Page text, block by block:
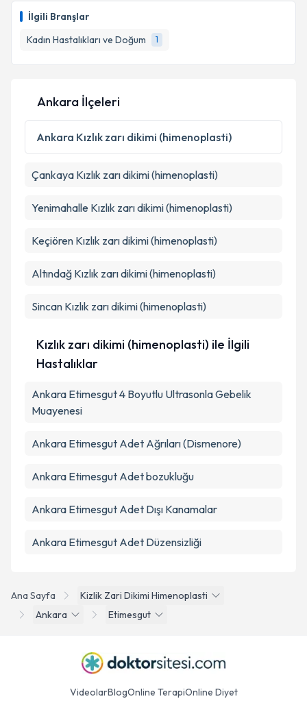
İlgili Branşlar
Kadın Hastalıkları ve Doğum
1
almanız için bir takvim hazırlandığında e-posta ile
bilgilendireceğiz.
E-posta Adresiniz
Kişisel verilerimin işlenmesine ilişkin
Aydınlatma
Metni'ni okudum ve kişisel verilerimin belirtilen
Takvim Talebini Gönder
Ana Sayfa
Kizlik Zari Dikimi Himenoplasti
Ankara
Etimesgut
Ankara İlçeleri
Ankara Kızlık zarı dikimi (himenoplasti)
Çankaya Kızlık zarı dikimi (himenoplasti)
Yenimahalle Kızlık zarı dikimi (himenoplasti)
Keçiören Kızlık zarı dikimi (himenoplasti)
Altındağ Kızlık zarı dikimi (himenoplasti)
Sincan Kızlık zarı dikimi (himenoplasti)
Kızlık zarı dikimi (himenoplasti) ile İlgili
Hastalıklar
Ankara Etimesgut 4 Boyutlu Ultrasonla Gebelik
Muayenesi
Ankara Etimesgut Adet Ağrıları (Dismenore)
Ankara Etimesgut Adet bozukluğu
Ankara Etimesgut Adet Dışı Kanamalar
Ankara Etimesgut Adet Düzensizliği
VideolarBlogOnline TerapiOnline Diyet